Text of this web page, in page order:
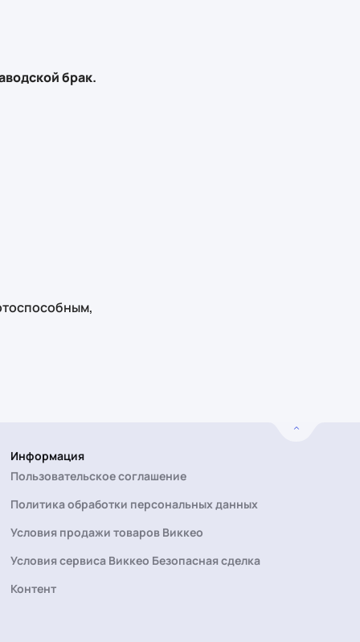
брак.
Информация
Пользовательское соглашение
Политика обработки персональных данных
Условия продажи товаров Виккео
Условия сервиса Виккео Безопасная сделка
Контент